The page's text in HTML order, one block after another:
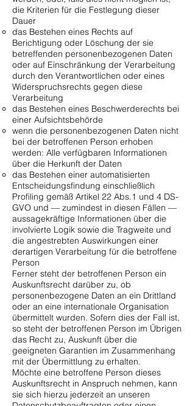
die Kriterien für die Festlegung dieser
Dauer
das Bestehen eines Rechts auf
Berichtigung oder Löschung der sie
betreffenden personenbezogenen Daten
oder auf Einschränkung der Verarbeitung
durch den Verantwortlichen oder eines
Widerspruchsrechts gegen diese
Verarbeitung
das Bestehen eines Beschwerderechts bei
einer Aufsichtsbehörde
wenn die personenbezogenen Daten nicht
bei der betroffenen Person erhoben
werden: Alle verfügbaren Informationen
über die Herkunft der Daten
das Bestehen einer automatisierten
Entscheidungsfindung einschließlich
Profiling gemäß Artikel 22 Abs.1 und 4 DS-
GVO und — zumindest in diesen Fällen —
aussagekräftige Informationen über die
involvierte Logik sowie die Tragweite und
die angestrebten Auswirkungen einer
derartigen Verarbeitung für die betroffene
Person
Ferner steht der betroffenen Person ein
Auskunftsrecht darüber zu, ob
personenbezogene Daten an ein Drittland
oder an eine internationale Organisation
übermittelt wurden. Sofern dies der Fall ist,
so steht der betroffenen Person im Übrigen
das Recht zu, Auskunft über die
geeigneten Garantien im Zusammenhang
mit der Übermittlung zu erhalten.
Möchte eine betroffene Person dieses
Auskunftsrecht in Anspruch nehmen, kann
sie sich hierzu jederzeit an unseren